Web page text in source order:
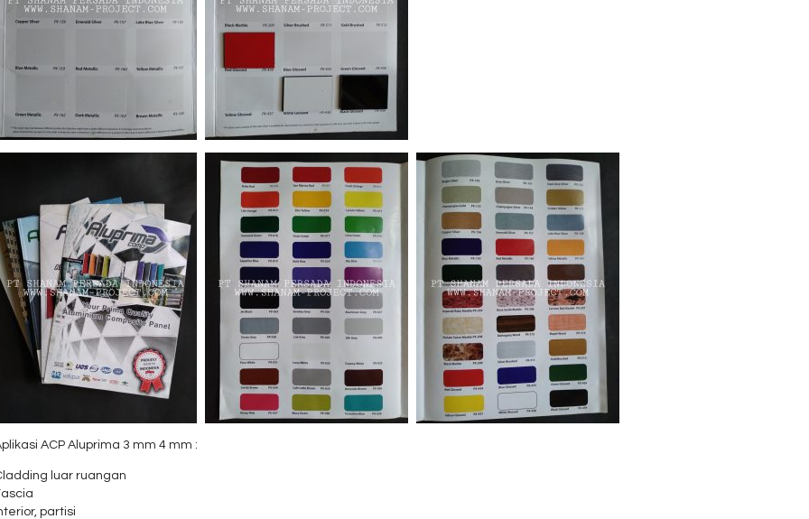
ACP Aluprima 3 mm 4 mm :
luar ruangan
partisi